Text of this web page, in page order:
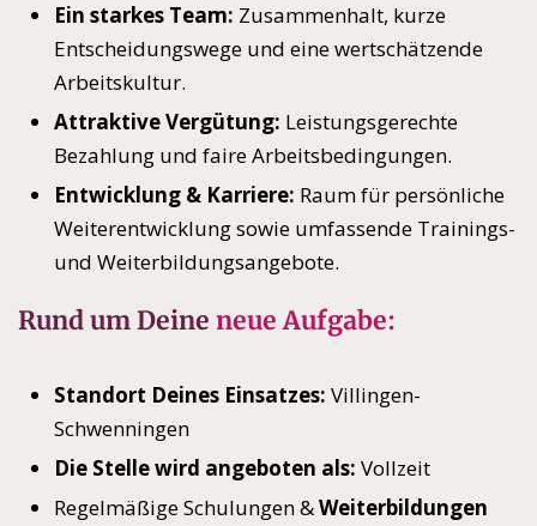
Ein starkes Team: Zusammenhalt, kurze
Entscheidungswege und eine wertschätzende
Arbeitskultur.
Attraktive Vergütung: Leistungsgerechte
Bezahlung und faire Arbeitsbedingungen.
Entwicklung & Karriere: Raum für persönliche
Weiterentwicklung sowie umfassende Trainings-
und Weiterbildungsangebote.
Rund um Deine neue Aufgabe:
Standort Deines Einsatzes: Villingen-
Schwenningen
Die Stelle wird angeboten als: Vollzeit
Regelmäßige Schulungen &Weiterbildungen